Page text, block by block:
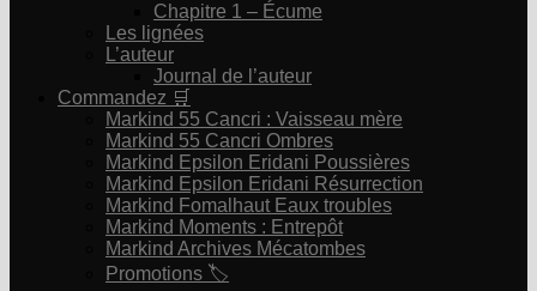
Chapitre 1 – Écume
Les lignées
L’auteur
Journal de l’auteur
Commandez 🛒
Markind 55 Cancri : Vaisseau mère
Markind 55 Cancri Ombres
Markind Epsilon Eridani Poussières
Markind Epsilon Eridani Résurrection
Markind Fomalhaut Eaux troubles
Markind Moments : Entrepôt
Markind Archives Mécatombes
Promotions 🏷